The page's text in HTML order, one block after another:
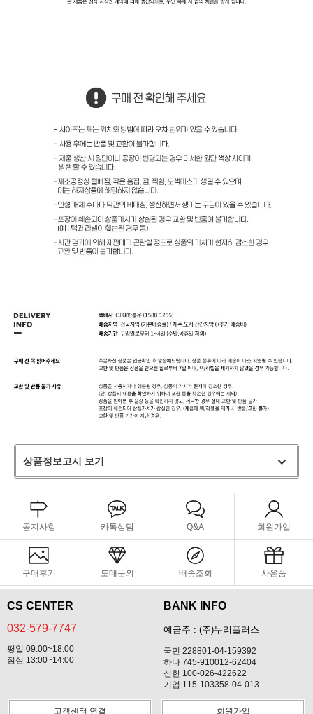
상품정보고시 보기
공지사항 카톡상담 Q&A 회원가입
구매후기 도매문의 배송조회 사은품
CS CENTER
032-579-7747
평일 09:00~18:00
점심 13:00~14:00
BANK INFO
예금주 : (주)누리플러스
국민 228801-04-159392
하나 745-910012-62404
신한 100-026-422622
기업 115-103358-04-013
고객센터 연결 회원가입